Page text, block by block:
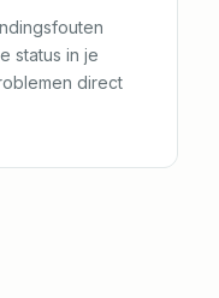
status in je
direct